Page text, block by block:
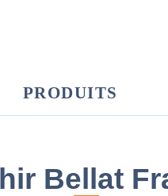
PRODUITS
Bellat